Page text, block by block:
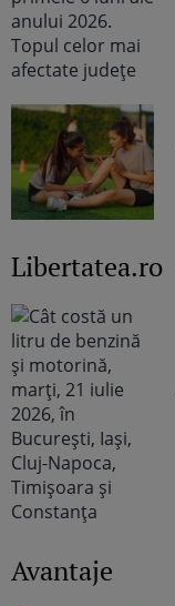
Libertatea.ro
Avantaje